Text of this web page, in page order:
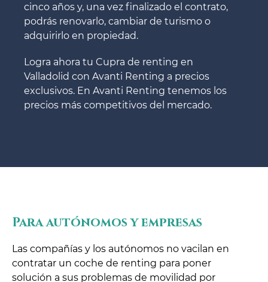
cinco años y, una vez finalizado el contrato,
podrás renovarlo, cambiar de turismo o
adquirirlo en propiedad.
Logra ahora tu Cupra de renting en
Valladolid con Avanti Renting a precios
exclusivos. En Avanti Renting tenemos los
precios más competitivos del mercado.
Para autónomos y empresas
Las compañías y los autónomos no vacilan en
contratar un coche de renting para poner
solución a sus problemas de movilidad por